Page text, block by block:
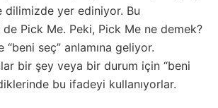
dilimizde yer ediniyor. Bu
Pick Me. Peki, Pick Me ne demek?
seç” anlamına geliyor.
bir şey veya bir durum için “beni
bu ifadeyi kullanıyorlar.